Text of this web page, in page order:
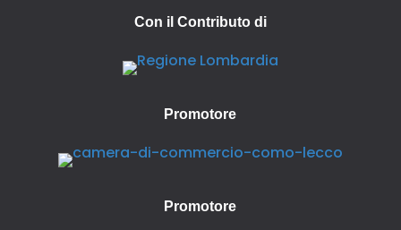
Con il Contributo di
Promotore
Promotore